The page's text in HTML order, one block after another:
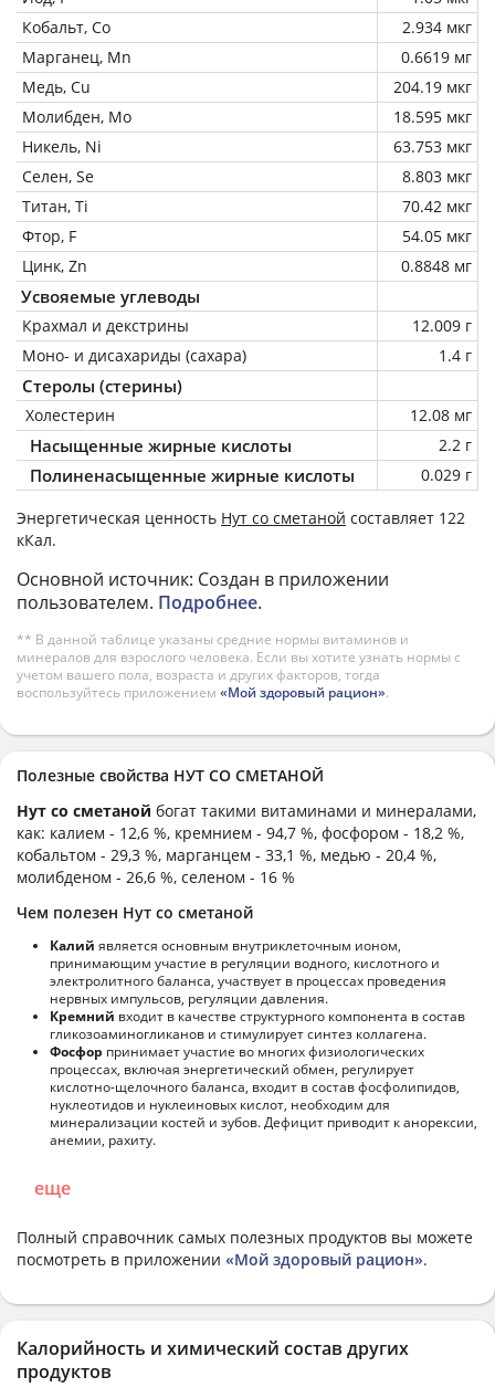
Кобальт, Co
2.934 мкг
Марганец, Mn
0.6619 мг
Медь, Cu
204.19 мкг
Молибден, Mo
18.595 мкг
Никель, Ni
63.753 мкг
Селен, Se
8.803 мкг
Титан, Ti
70.42 мкг
Фтор, F
54.05 мкг
Цинк, Zn
0.8848 мг
Усвояемые углеводы
Крахмал и декстрины
12.009 г
Моно- и дисахариды (сахара)
1.4 г
Стеролы (стерины)
Холестерин 12.08 мг
Насыщенные жирные кислоты 2.2 г
Полиненасыщенные жирные кислоты 0.029 г
Энергетическая ценность Нут со сметаной составляет 122
кКал.
Основной источник: Создан в приложении
пользователем. Подробнее.
** В данной таблице указаны средние нормы витаминов и
минералов для взрослого человека. Если вы хотите узнать нормы с
учетом вашего пола, возраста и других факторов, тогда
воспользуйтесь приложением «Мой здоровый рацион».
Полезные свойства НУТ СО СМЕТАНОЙ
Нут со сметаной богат такими витаминами и минералами,
как: калием - 12,6 %, кремнием - 94,7 %, фосфором - 18,2 %,
кобальтом - 29,3 %, марганцем - 33,1 %, медью - 20,4 %,
молибденом - 26,6 %, селеном - 16 %
Чем полезен Нут со сметаной
Калий является основным внутриклеточным ионом,
принимающим участие в регуляции водного, кислотного и
электролитного баланса, участвует в процессах проведения
нервных импульсов, регуляции давления.
Кремний входит в качестве структурного компонента в состав
гликозоаминогликанов и стимулирует синтез коллагена.
Фосфор принимает участие во многих физиологических
процессах, включая энергетический обмен, регулирует
кислотно-щелочного баланса, входит в состав фосфолипидов,
нуклеотидов и нуклеиновых кислот, необходим для
минерализации костей и зубов. Дефицит приводит к анорексии,
анемии, рахиту.
еще
Полный справочник самых полезных продуктов вы можете
посмотреть в приложении «Мой здоровый рацион».
Калорийность и химический состав других
продуктов